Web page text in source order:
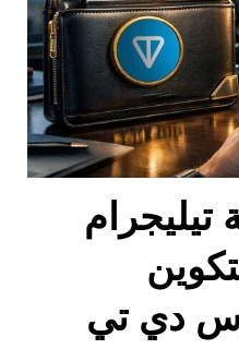
إس دي تي